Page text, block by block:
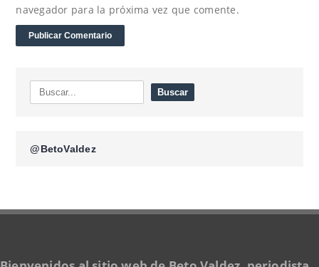
navegador para la próxima vez que comente.
@BetoValdez